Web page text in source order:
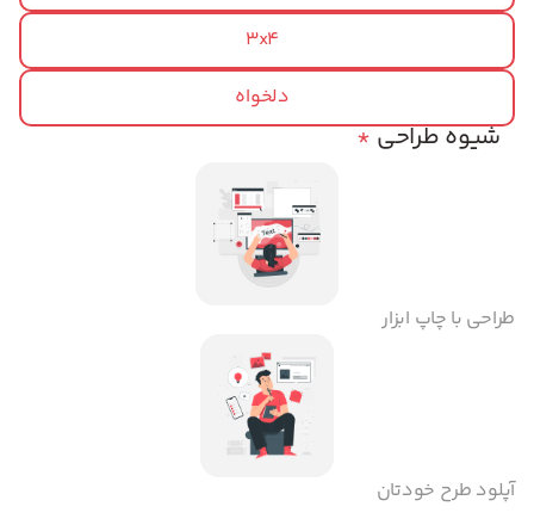
3x4
دلخواه
*شیوه طراحی
طراحی با چاپ ابزار
آپلود طرح خودتان